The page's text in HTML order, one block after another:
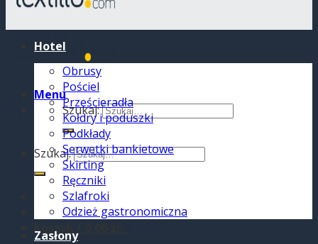
Menu
Szukaj:
Szukaj:
Koszyk /
Hotel
Obrusy
Pościel
Prześcieradła
Kołdry i poduszki
Podkłady
Serwetki bankietowe
Skirting
Ręczniki
Szlafroki
Odzież gastronomiczna
Zasłony